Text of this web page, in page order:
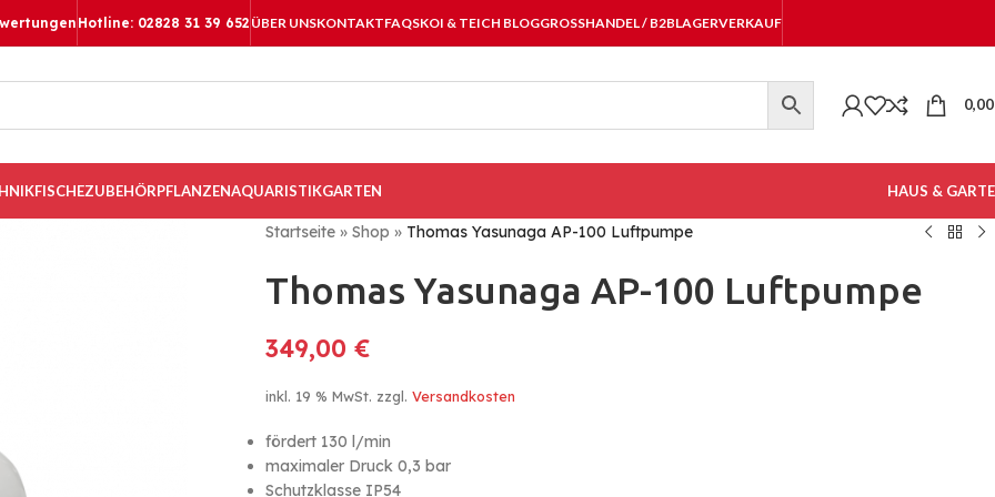
Hotline: 02828 31 39 652 ÜBER UNSKONTAKTFAQSKOI & TEICH BLOGGROSSHANDEL / B2B LAGERVERKAUF
FISCHEZUBEHÖRPFLANZENAQUARISTIKGARTEN HAUS &
Startseite » Shop » Thomas Yasunaga AP-100 Luftpumpe
Thomas Yasunaga AP-100 Luftpumpe
349,00 €
inkl. 19 % MwSt. zzgl. Versandkosten
fördert 130 l/min
maximaler Druck 0,3 bar
Schutzklasse IP54